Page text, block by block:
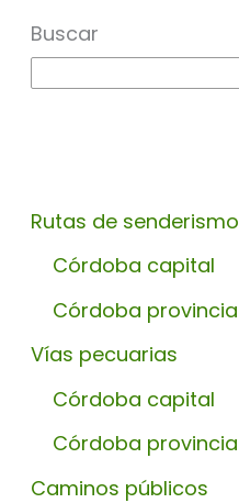
Buscar
Rutas de senderismo
Córdoba capital
Córdoba provincia
Vías pecuarias
Córdoba capital
Córdoba provincia
Caminos públicos